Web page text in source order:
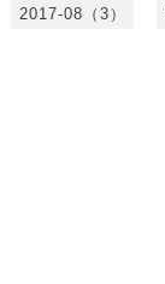
2017-08（3）